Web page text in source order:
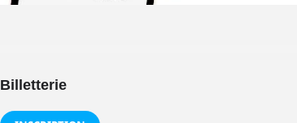
Billetterie